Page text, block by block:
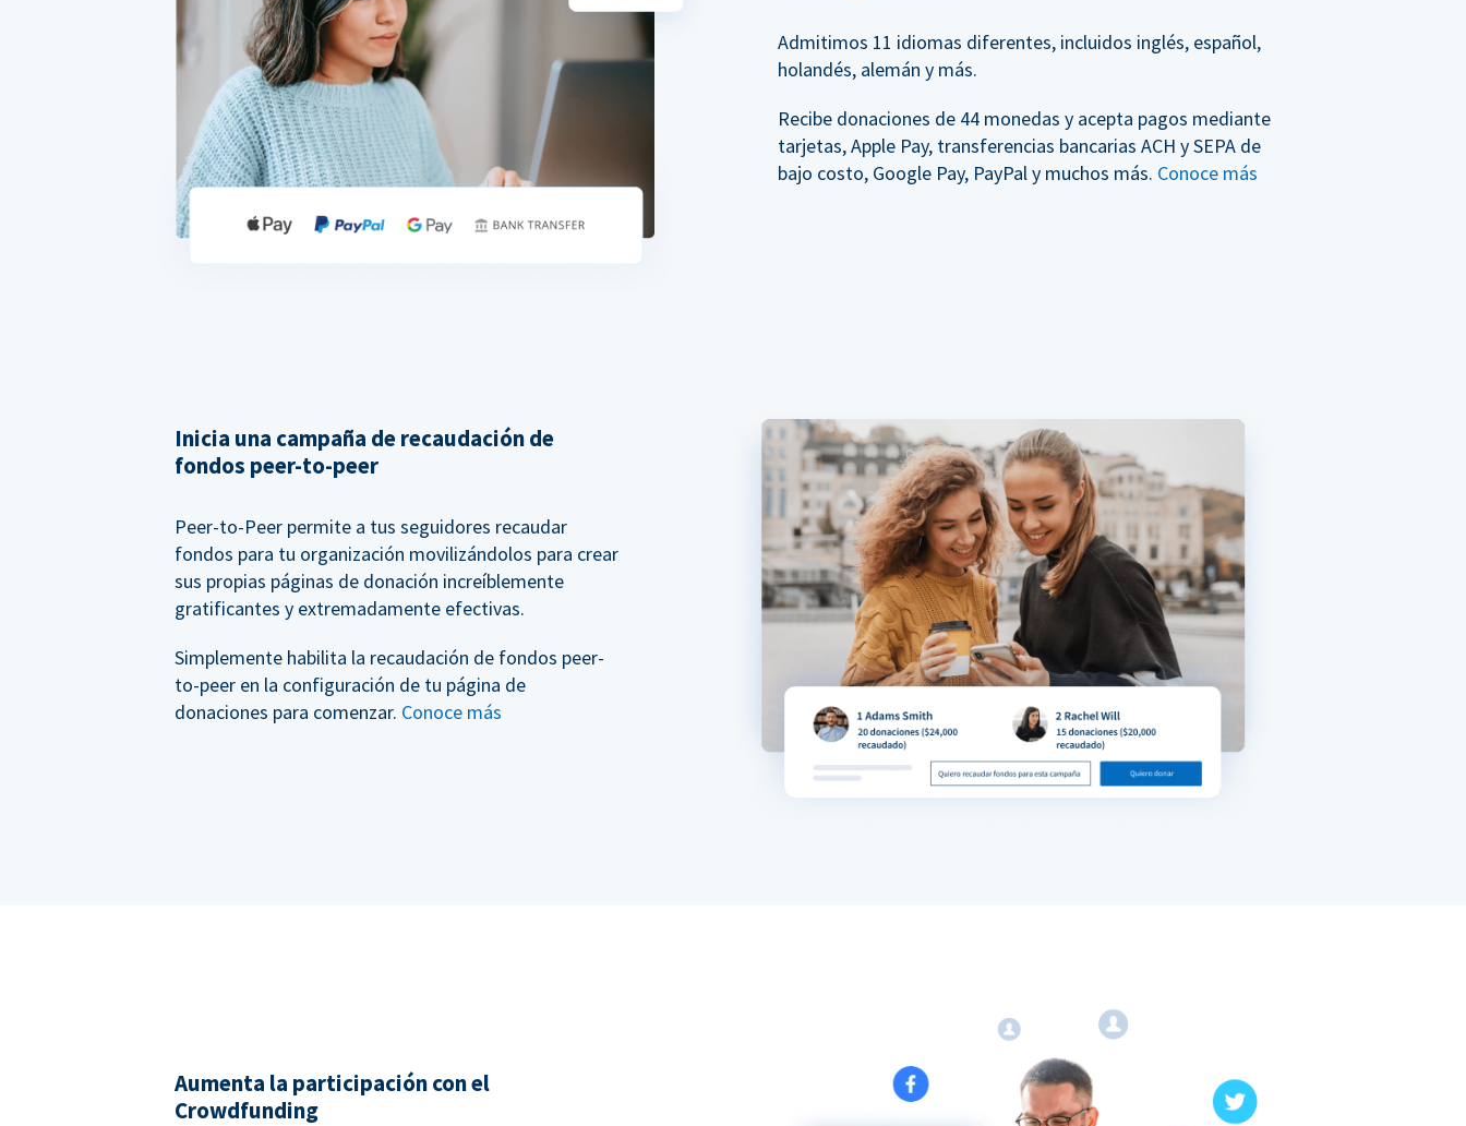
Admitimos 11 idiomas diferentes, incluidos inglés, español,
holandés, alemán y más.
Recibe donaciones de 44 monedas y acepta pagos mediante
tarjetas, Apple Pay, transferencias bancarias ACH y SEPA de
bajo costo, Google Pay, PayPal y muchos más. Conoce más
Inicia una campaña de recaudación de
fondos peer-to-peer
Peer-to-Peer permite a tus seguidores recaudar
fondos para tu organización movilizándolos para crear
sus propias páginas de donación increíblemente
gratificantes y extremadamente efectivas.
Simplemente habilita la recaudación de fondos peer-
to-peer en la configuración de tu página de
donaciones para comenzar. Conoce más
Aumenta la participación con el
Crowdfunding